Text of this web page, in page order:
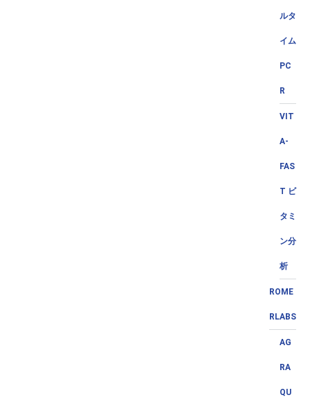
ルタ
イム
PC
R
VIT
A-
FAS
T ビ
タミ
ン分
析
ROME
RLABS
AG
RA
QU